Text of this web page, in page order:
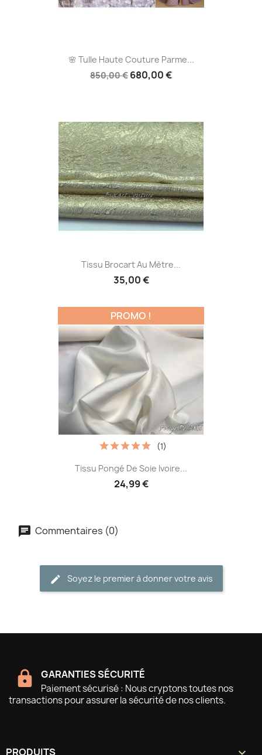
🌸 Tulle Haute Couture Parme...
850,00 € 680,00 €
Tissu Brocart Au Mètre...
35,00 €
Tissu Pongé De Soie Ivoire...
24,99 €
(1)
PROMO !
Commentaires (0)
Soyez le premier à donner votre avis
GARANTIES SÉCURITÉ
Paiement sécurisé : Nous cryptons toutes nos
transactions pour assurer la sécurité de nos clients.
PRODUITS